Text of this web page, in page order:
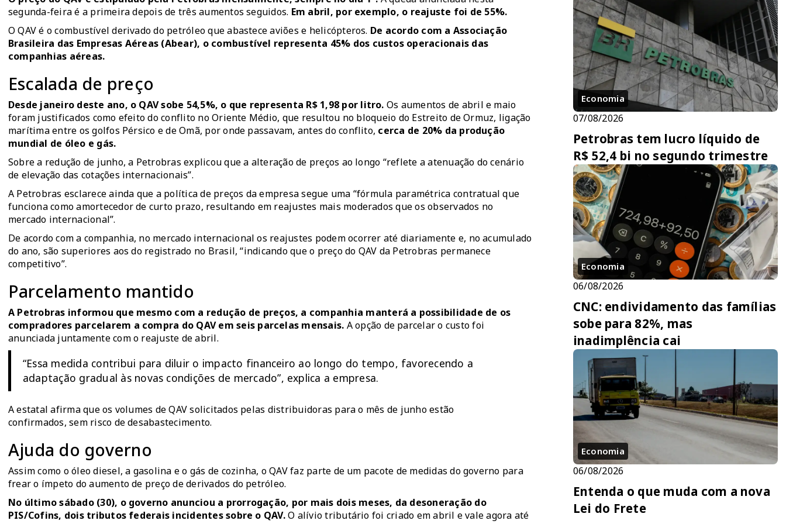
segunda-feira é a primeira depois de três aumentos seguidos. Em abril, por exemplo, o reajuste foi de 55%.
O QAV é o combustível derivado do petróleo que abastece aviões e helicópteros. De acordo com a Associação
Brasileira das Empresas Aéreas (Abear), o combustível representa 45% dos custos operacionais das
companhias aéreas.
Escalada de preço
Desde janeiro deste ano, o QAV sobe 54,5%, o que representa R$ 1,98 por litro. Os aumentos de abril e maio
foram justificados como efeito do conflito no Oriente Médio, que resultou no bloqueio do Estreito de Ormuz, ligação
marítima entre os golfos Pérsico e de Omã, por onde passavam, antes do conflito, cerca de 20% da produção
mundial de óleo e gás.
Sobre a redução de junho, a Petrobras explicou que a alteração de preços ao longo “reflete a atenuação do cenário
de elevação das cotações internacionais”.
A Petrobras esclarece ainda que a política de preços da empresa segue uma “fórmula paramétrica contratual que
funciona como amortecedor de curto prazo, resultando em reajustes mais moderados que os observados no
mercado internacional”.
De acordo com a companhia, no mercado internacional os reajustes podem ocorrer até diariamente e, no acumulado
do ano, são superiores aos do registrado no Brasil, “indicando que o preço do QAV da Petrobras permanece
competitivo”.
Parcelamento mantido
A Petrobras informou que mesmo com a redução de preços, a companhia manterá a possibilidade de os
compradores parcelarem a compra do QAV em seis parcelas mensais. A opção de parcelar o custo foi
anunciada juntamente com o reajuste de abril.
“Essa medida contribui para diluir o impacto financeiro ao longo do tempo, favorecendo a
adaptação gradual às novas condições de mercado”, explica a empresa.
A estatal afirma que os volumes de QAV solicitados pelas distribuidoras para o mês de junho estão
confirmados, sem risco de desabastecimento.
Ajuda do governo
Assim como o óleo diesel, a gasolina e o gás de cozinha, o QAV faz parte de um pacote de medidas do governo para
frear o ímpeto do aumento de preço de derivados do petróleo.
No último sábado (30), o governo anunciou a prorrogação, por mais dois meses, da desoneração do
PIS/Cofins, dois tributos federais incidentes sobre o QAV.O alívio tributário foi criado em abril e vale agora até
Economia
07/08/2026
Petrobras tem lucro líquido de
R$ 52,4 bi no segundo trimestre
Economia
06/08/2026
CNC: endividamento das famílias
sobe para 82%, mas
inadimplência cai
Economia
06/08/2026
Entenda o que muda com a nova
Lei do Frete